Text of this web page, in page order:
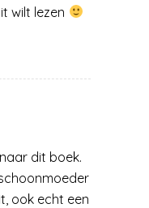
wilt lezen
dit boek.
ook echt een